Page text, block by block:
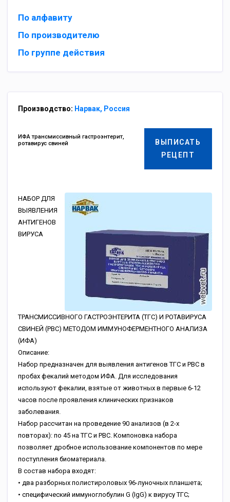
По алфавиту
По производителю
По группе действия
Производство: Нарвак, Россия
ВЫПИСАТЬ
РЕЦЕПТ
ИФА трансмиссивный гастроэнтерит,
ротавирус свиней
НАБОР ДЛЯ
ВЫЯВЛЕНИЯ
АНТИГЕНОВ
ВИРУСА
ТРАНСМИССИВНОГО ГАСТРОЭНТЕРИТА (ТГС) И РОТАВИРУСА
СВИНЕЙ (РВС) МЕТОДОМ ИММУНОФЕРМЕНТНОГО АНАЛИЗА
(ИФА)
Описание:
Набор предназначен для выявления антигенов ТГС и РВС в
пробах фекалий методом ИФА. Для исследования
используют фекалии, взятые от животных в первые 6-12
часов после проявления клинических признаков
заболевания.
Набор рассчитан на проведение 90 анализов (в 2-х
повторах): по 45 на ТГС и РВС. Компоновка набора
позволяет дробное использование компонентов по мере
поступления биоматериала.
В состав набора входят:
• два разборных полистироловых 96-луночных планшета;
• специфический иммуноглобулин G (IgG) к вирусу ТГС;